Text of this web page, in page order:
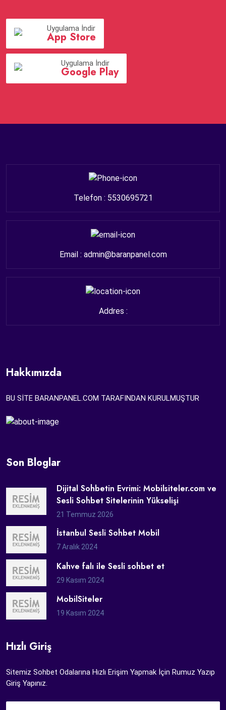
Uygulama İndir
App Store
Uygulama İndir
Google Play
Telefon : 5530695721
Email : admin@baranpanel.com
Addres :
Hakkımızda
BU SİTE BARANPANEL.COM TARAFINDAN KURULMUŞTUR
Son Bloglar
Dijital Sohbetin Evrimi: Mobilsiteler.com ve
Sesli Sohbet Sitelerinin Yükselişi
21 Temmuz 2026
İstanbul Sesli Sohbet Mobil
7 Aralık 2024
Kahve falı ile Sesli sohbet et
29 Kasım 2024
MobilSiteler
19 Kasım 2024
Hızlı Giriş
Sitemiz Sohbet Odalarına Hızlı Erişim Yapmak İçin Rumuz Yazıp
Giriş Yapınız.